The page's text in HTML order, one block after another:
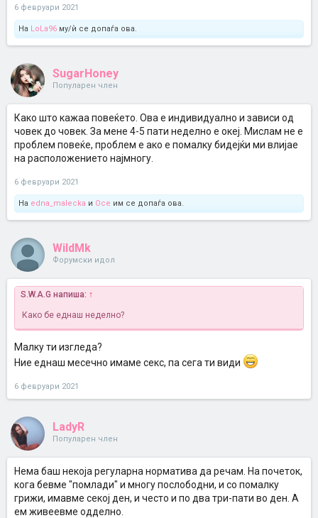
6 февруари 2021
На LoLa96 му/ѝ се допаѓа ова.
SugarHoney
Популарен член
Како што кажаа повеќето. Ова е индивидуално и зависи од
човек до човек. За мене 4-5 пати неделно е океј. Мислам не е
проблем повеќе, проблем е ако е помалку бидејќи ми влијае
на расположението најмногу.
6 февруари 2021
На edna_malecka и Осе им се допаѓа ова.
WildMk
Форумски идол
S.W.A.G напиша: ↑
Како бе еднаш неделно?
Малку ти изгледа?
Ние еднаш месечно имаме секс, па сега ти види
6 февруари 2021
LadyR
Популарен член
Нема баш некоја регуларна норматива да речам. На почеток,
кога бевме "помлади" и многу послободни, и со помалку
грижи, имавме секој ден, и често и по два три-пати во ден. А
ем живеевме одделно.